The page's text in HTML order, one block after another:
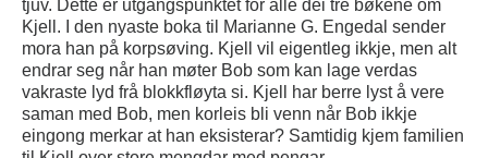
tjuv. Dette er utgangspunktet for alle dei tre bøkene om
Kjell. I den nyaste boka til Marianne G. Engedal sender
mora han på korpsøving. Kjell vil eigentleg ikkje, men alt
endrar seg når han møter Bob som kan lage verdas
vakraste lyd frå blokkfløyta si. Kjell har berre lyst å vere
saman med Bob, men korleis bli venn når Bob ikkje
eingong merkar at han eksisterar? Samtidig kjem familien